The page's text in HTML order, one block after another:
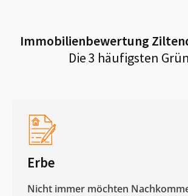
Immobilienbewertung
Die 3 häufigsten
Erbe
Nicht immer möchten